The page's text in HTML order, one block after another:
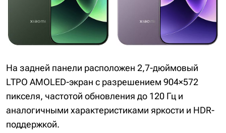
На задней панели расположен 2,7-дюймовый
LTPO AMOLED-экран с разрешением 904×572
пикселя, частотой обновления до 120 Гц и
аналогичными характеристиками яркости и HDR-
поддержкой.